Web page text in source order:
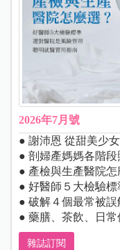
2026年7月號
● 謝沛恩 從甜美少
● 剖婦產媽媽各階段
● 產檢與生產醫院怎
● 好醫師５大檢驗
● 破解４個最常被
● 藥膳、茶飲、日
雜誌訂閱